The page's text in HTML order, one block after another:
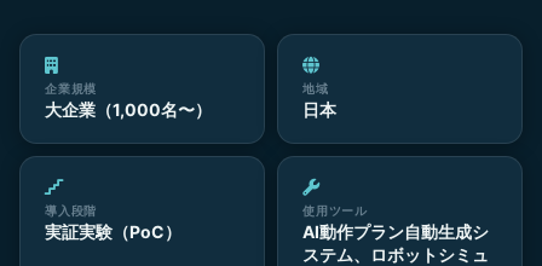
企業規模
大企業（1,000名〜）
地域
日本
導入段階
実証実験（PoC）
使用ツール
AI動作プラン自動生成シ
ステム、ロボットシミュ